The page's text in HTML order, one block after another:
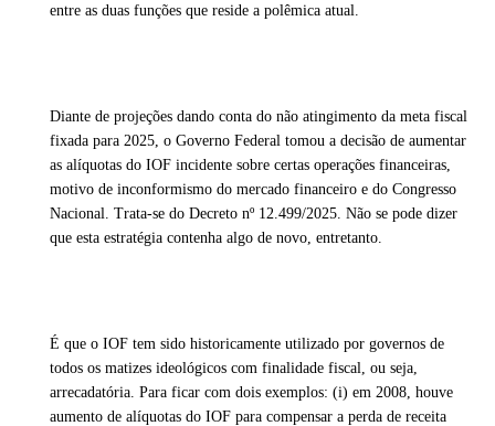
entre as duas funções que reside a polêmica atual.
Diante de projeções dando conta do não atingimento da meta fiscal
fixada para 2025, o Governo Federal tomou a decisão de aumentar
as alíquotas do IOF incidente sobre certas operações financeiras,
motivo de inconformismo do mercado financeiro e do Congresso
Nacional. Trata-se do Decreto nº 12.499/2025. Não se pode dizer
que esta estratégia contenha algo de novo, entretanto.
É que o IOF tem sido historicamente utilizado por governos de
todos os matizes ideológicos com finalidade fiscal, ou seja,
arrecadatória. Para ficar com dois exemplos: (i) em 2008, houve
aumento de alíquotas do IOF para compensar a perda de receita